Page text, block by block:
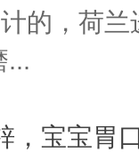
的，荷
...
，宝宝胃